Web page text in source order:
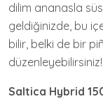
dilim ananasla
geldiğinizde, bu
bilir, belki de bir
düzenleyebilirsiniz!
Saltica Hybrid